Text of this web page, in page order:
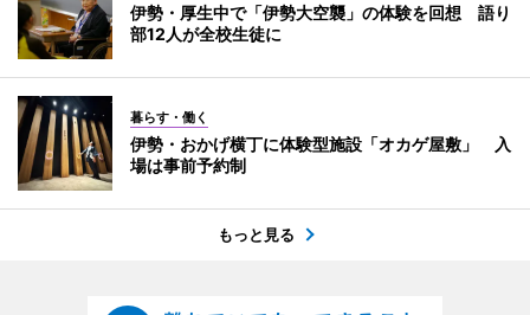
伊勢・厚生中で「伊勢大空襲」の体験を回想 語り
部12人が全校生徒に
暮らす・働く
伊勢・おかげ横丁に体験型施設「オカゲ屋敷」 入
場は事前予約制
もっと見る